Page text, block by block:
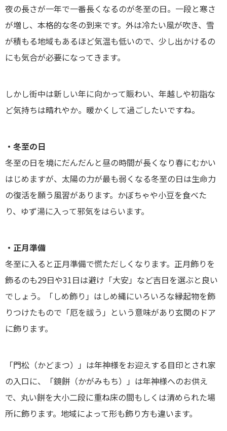
夜の長さが一年で一番長くなるのが冬至の日。一段と寒さ
が増し、本格的な冬の到来です。外は冷たい風が吹き、雪
が積もる地域もあるほど気温も低いので、少し出かけるの
にも気合が必要になってきます。
しかし街中は新しい年に向かって賑わい、年越しや初詣な
ど気持ちは晴れやか。暖かくして過ごしたいですね。
・冬至の日
冬至の日を境にだんだんと昼の時間が長くなり春にむかい
はじめますが、太陽の力が最も弱くなる冬至の日は生命力
の復活を願う風習があります。かぼちゃや小豆を食べた
り、ゆず湯に入って邪気をはらいます。
・正月準備
冬至に入ると正月準備で慌ただしくなります。正月飾りを
飾るのも29日や31日は避け「大安」など吉日を選ぶと良い
でしょう。「しめ飾り」はしめ縄にいろいろな縁起物を飾
りつけたもので「厄を祓う」という意味があり玄関のドア
に飾ります。
「門松（かどまつ）」は年神様をお迎えする目印とされ家
の入口に、「鏡餅（かがみもち）」は年神様へのお供え
で、丸い餅を大小二段に重ね床の間もしくは清められた場
所に飾ります。地域によって形も飾り方も違います。